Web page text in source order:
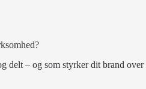
delt – og som styrker dit brand over